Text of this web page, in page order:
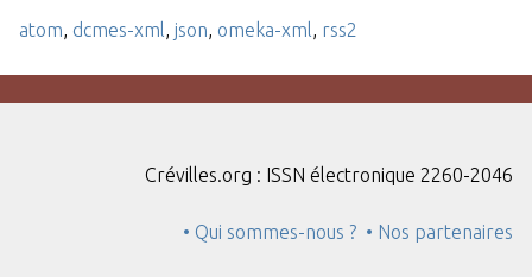
atom, dcmes-xml, json, omeka-xml, rss2
Crévilles.org : ISSN électronique 2260-2046
• Qui sommes-nous ? • Nos partenaires